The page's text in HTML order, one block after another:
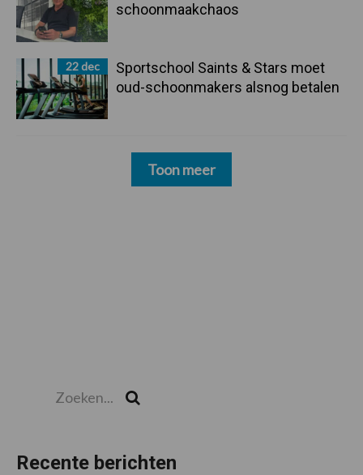
schoonmaakchaos
22 dec
Sportschool Saints & Stars moet
oud-schoonmakers alsnog betalen
Toon meer
Recente berichten